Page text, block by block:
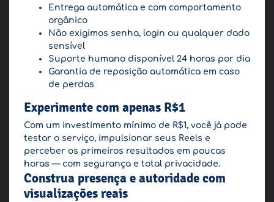
Entrega automática e com comportamento
orgânico
Não exigimos senha, login ou qualquer dado
sensível
Suporte humano disponível 24 horas por dia
Garantia de reposição automática em caso
de perdas
Experimente com apenas R$1
Com um investimento mínimo de R$1, você já pode
testar o serviço, impulsionar seus Reels e
perceber os primeiros resultados em poucas
horas — com segurança e total privacidade.
Construa presença e autoridade com
visualizações reais